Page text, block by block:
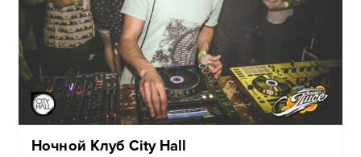
Ночной Клуб City Hall